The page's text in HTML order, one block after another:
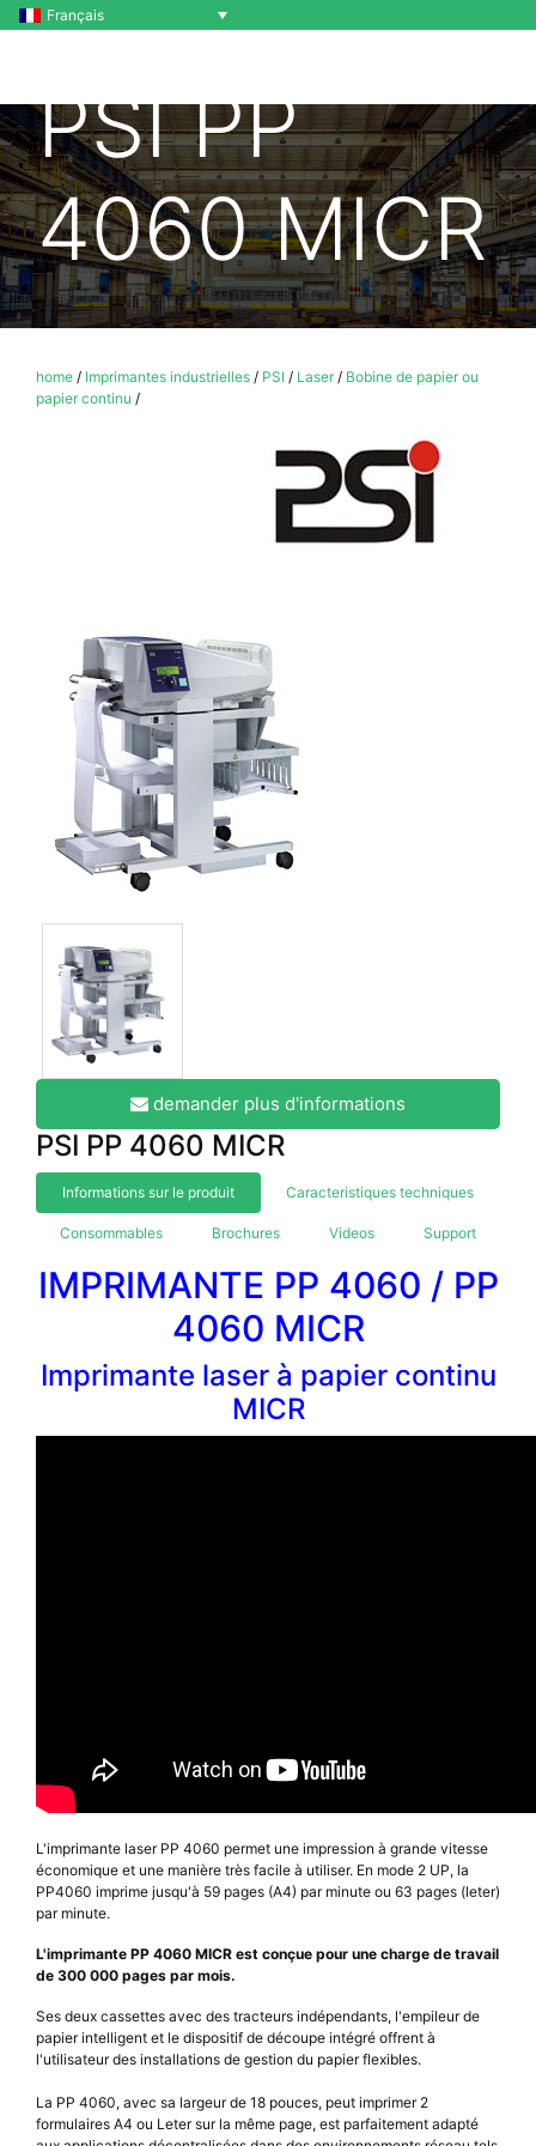
Français
PSI PP
4060 MICR
home / Imprimantes industrielles / PSI / Laser/ Bobine de papier ou
papier continu /
demander plus d'informations
PSI PP 4060 MICR
Informations sur le produit Caracteristiques techniques
Consommables Brochures Videos Support
IMPRIMANTE PP 4060 / PP
4060 MICR
Imprimante laser à papier continu
MICR
L'imprimante laser PP 4060 permet une impression à grande vitesse
économique et une manière très facile à utiliser. En mode 2 UP, la
PP4060 imprime jusqu'à 59 pages (A4) par minute ou 63 pages (leter)
par minute.
L'imprimante PP 4060 MICR est conçue pour une charge de travail
de 300 000 pages par mois.
Ses deux cassettes avec des tracteurs indépendants, l'empileur de
papier intelligent et le dispositif de découpe intégré offrent à
l'utilisateur des installations de gestion du papier flexibles.
La PP 4060, avec sa largeur de 18 pouces, peut imprimer 2
formulaires A4 ou Leter sur la même page, est parfaitement adapté